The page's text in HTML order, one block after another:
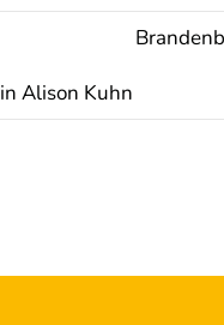
Alison Kuhn